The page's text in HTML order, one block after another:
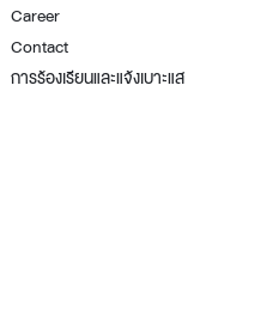
Career
Contact
การร้องเรียนและแจ้งเบาะแส